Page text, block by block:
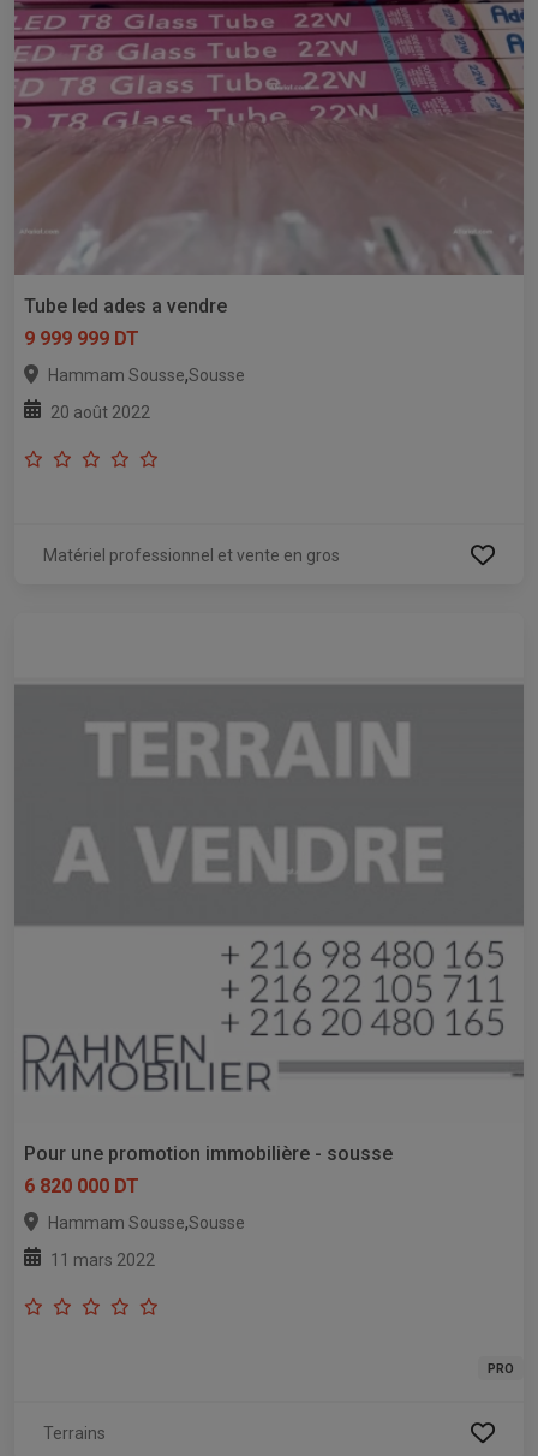
Tube led ades a vendre
9 999 999 DT
Hammam Sousse,Sousse
20 août 2022
Matériel professionnel et vente en gros
Pour une promotion immobilière - sousse
6 820 000 DT
Hammam Sousse,Sousse
11 mars 2022
PRO
Terrains